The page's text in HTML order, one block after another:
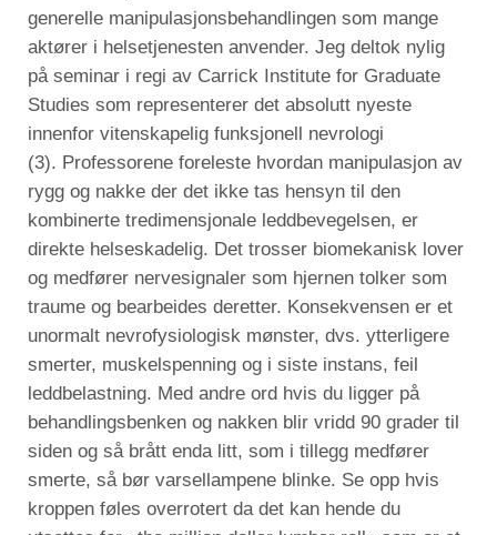
generelle manipulasjonsbehandlingen som mange
aktører i helsetjenesten anvender. Jeg deltok nylig
på seminar i regi av Carrick Institute for Graduate
Studies som representerer det absolutt nyeste
innenfor vitenskapelig funksjonell nevrologi
(3). Professorene foreleste hvordan manipulasjon av
rygg og nakke der det ikke tas hensyn til den
kombinerte tredimensjonale leddbevegelsen, er
direkte helseskadelig. Det trosser biomekanisk lover
og medfører nervesignaler som hjernen tolker som
traume og bearbeides deretter. Konsekvensen er et
unormalt nevrofysiologisk mønster, dvs. ytterligere
smerter, muskelspenning og i siste instans, feil
leddbelastning. Med andre ord hvis du ligger på
behandlingsbenken og nakken blir vridd 90 grader til
siden og så brått enda litt, som i tillegg medfører
smerte, så bør varsellampene blinke. Se opp hvis
kroppen føles overrotert da det kan hende du